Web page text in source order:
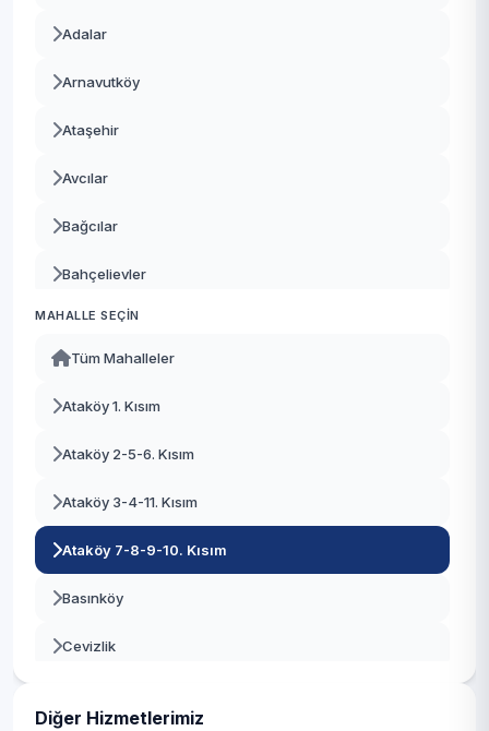
Adalar
Arnavutköy
Ataşehir
Avcılar
Bağcılar
Bahçelievler
Bakırköy
Başakşehir
Bayrampaşa
Beşiktaş
Beykoz
Beylikdüzü
MAHALLE SEÇIN
Tüm Mahalleler
Ataköy 1. Kısım
Ataköy 2-5-6. Kısım
Ataköy 3-4-11. Kısım
Ataköy 7-8-9-10. Kısım
Basınköy
Cevizlik
Diğer Hizmetlerimiz